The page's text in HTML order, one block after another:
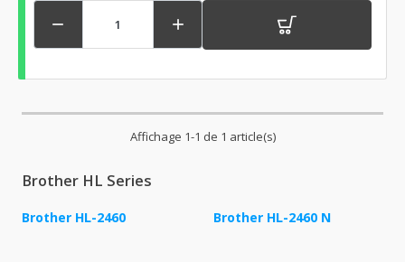
 
Affichage 1-1 de 1 article(s)
Brother HL Series
Brother HL-2460 Brother HL-2460 N